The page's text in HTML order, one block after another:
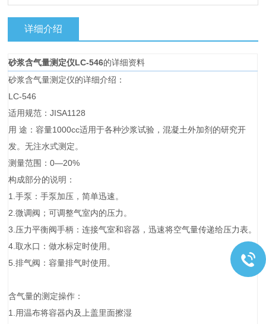
详细介绍
砂浆含气量测定仪LC-546的详细资料
砂浆含气量测定仪的详细介绍：
LC-546
适用规范：JISA1128
用 途：容量1000cc适用于各种沙浆试验，混凝土外加剂的研究开
发。无注水式测定。
测量范围：0—20%
构成部分的说明：
1.手泵：手泵加压，简单迅速。
2.微调阀；可调整气室内的压力。
3.压力平衡阀手柄：连接气室和容器，迅速将空气量传递给压力表。
4.取水口：做水标定时使用。
5.排气阀：容量排气时使用。
含气量的测定操作：
1.用温布将容器内及上盖里面擦湿